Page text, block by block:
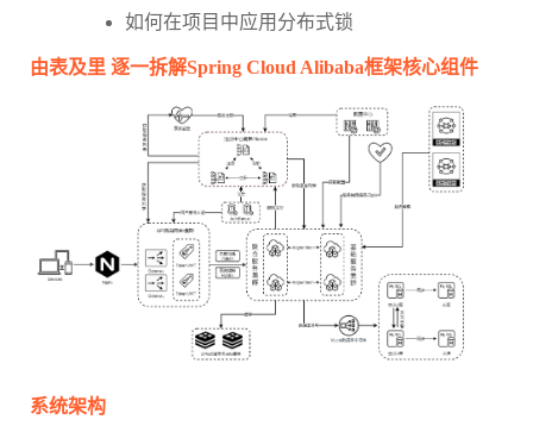
如何在项目中应用分布式锁
由表及里 逐一拆解Spring Cloud Alibaba框架核心组件
系统架构